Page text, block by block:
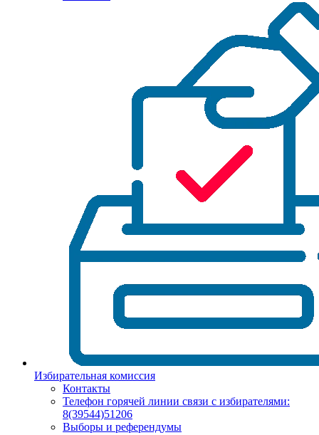
Избирательная комиссия
Контакты
Телефон горячей линии связи с избирателями:
8(39544)51206
Выборы и референдумы